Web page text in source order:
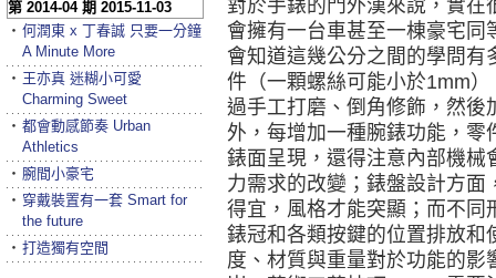
對於手錶的門外漢來說，實在
會擁有一台車甚至一棟豪宅同
會知道這幾公分之間的學問有
件（一顆螺絲可能小於1mm
過手工打磨、倒角修飾，然後
外，每增加一種腕錶功能，
錶面呈現，還得注意內部機械
力需求的改變；錶盤設計方
得宜，風格才能突顯；而不同
錶冠和各類按鍵的位置排放和
度、材質與重量對於功能的
第 2014-04 期 2015-11-03
‧ 何潤東 x 丁春誠 只要一分鐘
A Minute More
‧ 王亦真 迷糊小可愛
Charming Sweet
‧ 都會動感節奏 Urban
Athletics
‧ 腕間小豪宅
‧ 穿戴裝置有一套 Smart for
the future
‧ 打造獨有空間